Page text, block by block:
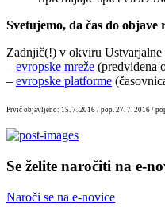
Svetujemo, da čas do
Zadnjič(!) v okviru Ustvarjalne
– evropske mreže (predvidena
– evropske platforme
Prvič objavljeno: 15. 7. 2016 / pop. 27. 7. 2016 /
Se želite naročiti na e-
Naroči se na e-novice